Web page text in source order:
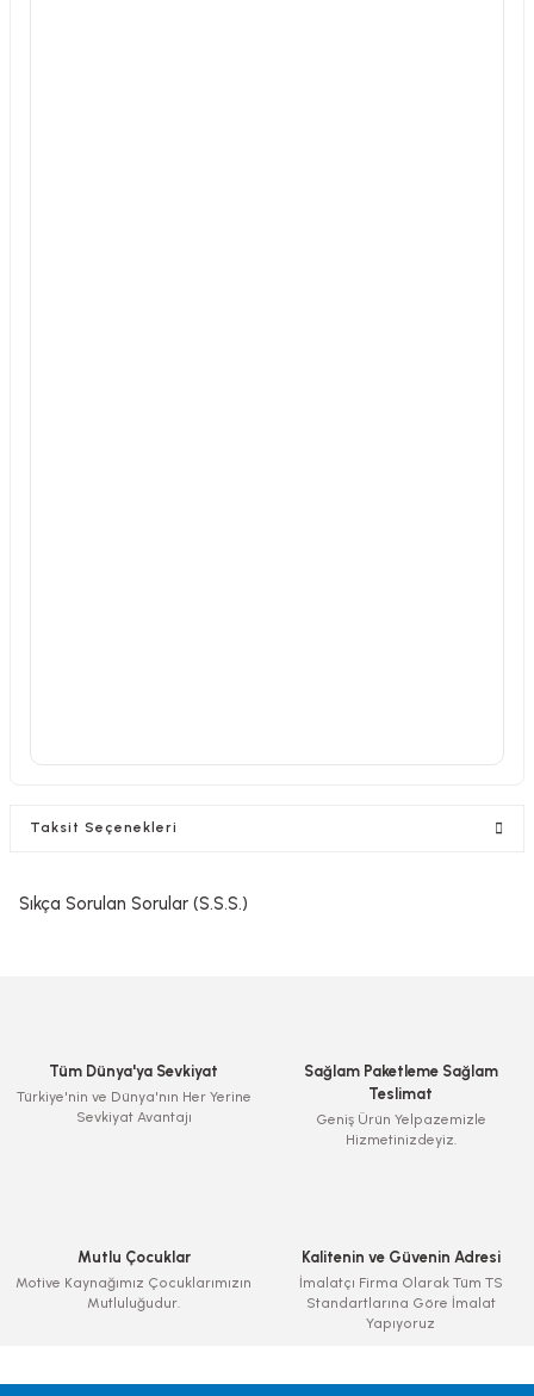
Taksit Seçenekleri
Sıkça Sorulan Sorular (S.S.S.)
Tüm Dünya'ya Sevkiyat
Türkiye'nin ve Dünya'nın Her Yerine
Sevkiyat Avantajı
Sağlam Paketleme Sağlam
Teslimat
Geniş Ürün Yelpazemizle
Hizmetinizdeyiz.
Mutlu Çocuklar
Motive Kaynağımız Çocuklarımızın
Mutluluğudur.
Kalitenin ve Güvenin Adresi
İmalatçı Firma Olarak Tüm TS
Standartlarına Göre İmalat
Yapıyoruz